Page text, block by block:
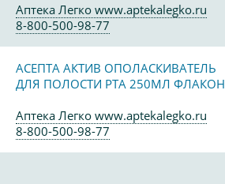
Аптека Легко www.aptekalegko.ru
8-800-500-98-77
АСЕПТА АКТИВ ОПОЛАСКИВАТЕЛЬ
ДЛЯ ПОЛОСТИ РТА 250МЛ ФЛАКОН
Аптека Легко www.aptekalegko.ru
8-800-500-98-77